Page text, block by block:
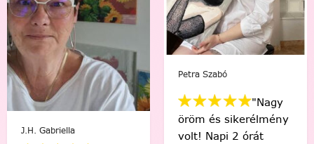
Petra Szabó
"Nagy
öröm és sikerélmény
volt! Napi 2 órát